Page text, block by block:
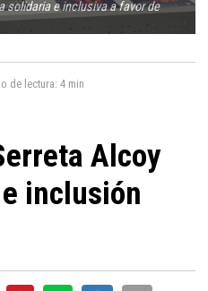
solidaria e inclusiva a favor de
de lectura: 4 min
Alcoy
inclusión